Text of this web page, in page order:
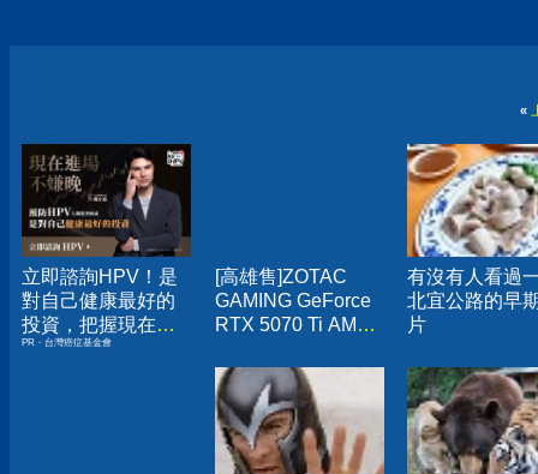
«
立即諮詢HPV！是
對自己健康最好的
投資，把握現在不
嫌晚！
PR・台灣癌症基金會
[高雄售]ZOTAC
GAMING GeForce
RTX 5070 Ti AMP
顯示卡
有沒有人看過
北宜公路的早
片